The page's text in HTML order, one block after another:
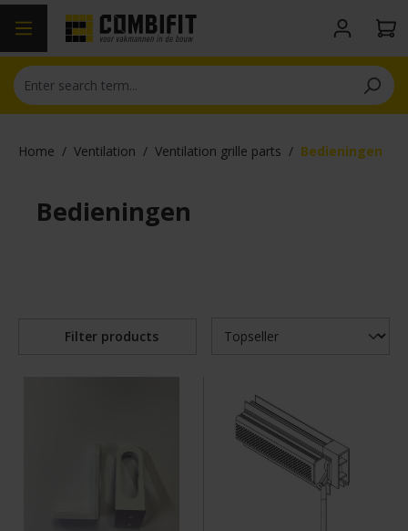
content
Home / Ventilation / Ventilation grille parts / Bedieningen
Bedieningen
Filter products